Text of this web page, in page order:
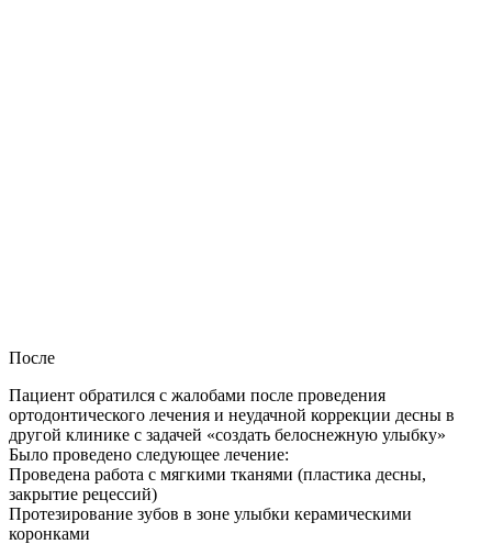
После
Пациент обратился с жалобами после проведения
ортодонтического лечения и неудачной коррекции десны в
другой клинике с задачей «создать белоснежную улыбку»
Было проведено следующее лечение:
Проведена работа с мягкими тканями (пластика десны,
закрытие рецессий)
Протезирование зубов в зоне улыбки керамическими
коронками